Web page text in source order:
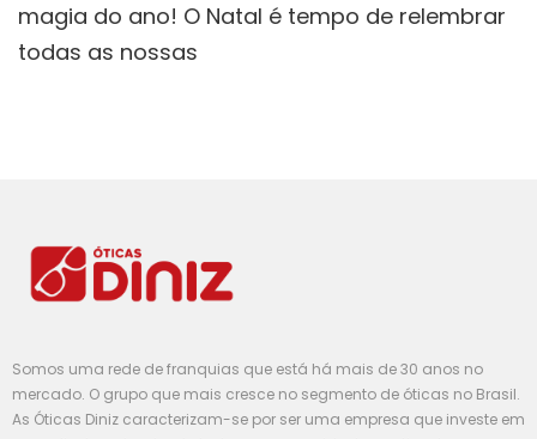
magia do ano! O Natal é tempo de relembrar
todas as nossas
Somos uma rede de franquias que está há mais de 30 anos no
mercado. O grupo que mais cresce no segmento de óticas no Brasil.
As Óticas Diniz caracterizam-se por ser uma empresa que investe em